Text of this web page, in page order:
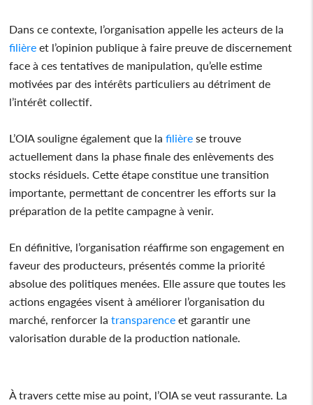
Dans ce contexte, l’organisation appelle les acteurs de la
filière et l’opinion publique à faire preuve de discernement
face à ces tentatives de manipulation, qu’elle estime
motivées par des intérêts particuliers au détriment de
l’intérêt collectif.
L’OIA souligne également que la filière se trouve
actuellement dans la phase finale des enlèvements des
stocks résiduels. Cette étape constitue une transition
importante, permettant de concentrer les efforts sur la
préparation de la petite campagne à venir.
En définitive, l’organisation réaffirme son engagement en
faveur des producteurs, présentés comme la priorité
absolue des politiques menées. Elle assure que toutes les
actions engagées visent à améliorer l’organisation du
marché, renforcer la transparence et garantir une
valorisation durable de la production nationale.
À travers cette mise au point, l’OIA se veut rassurante. La